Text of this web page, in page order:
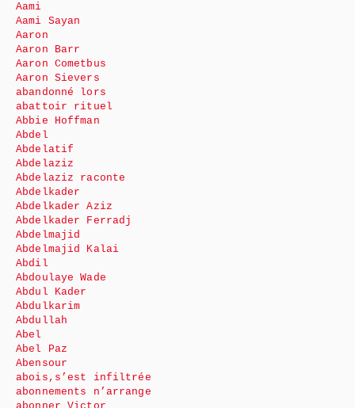
Aami
Aami Sayan
Aaron
Aaron Barr
Aaron Cometbus
Aaron Sievers
abandonné lors
abattoir rituel
Abbie Hoffman
Abdel
Abdelatif
Abdelaziz
Abdelaziz raconte
Abdelkader
Abdelkader Aziz
Abdelkader Ferradj
Abdelmajid
Abdelmajid Kalai
Abdil
Abdoulaye Wade
Abdul Kader
Abdulkarim
Abdullah
Abel
Abel Paz
Abensour
abois,s’est infiltrée
abonnements n’arrange